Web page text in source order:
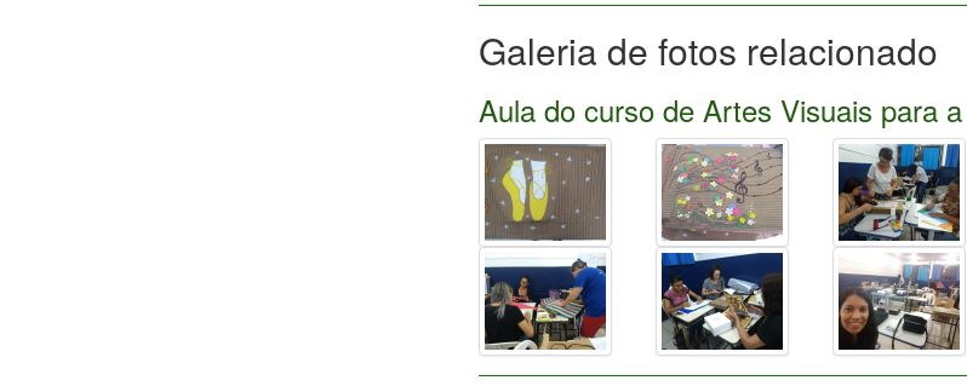
Galeria de fotos relacionado
Aula do curso de Artes Visuais para